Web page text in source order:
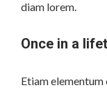
diam lorem.
Once in a
Etiam elementum